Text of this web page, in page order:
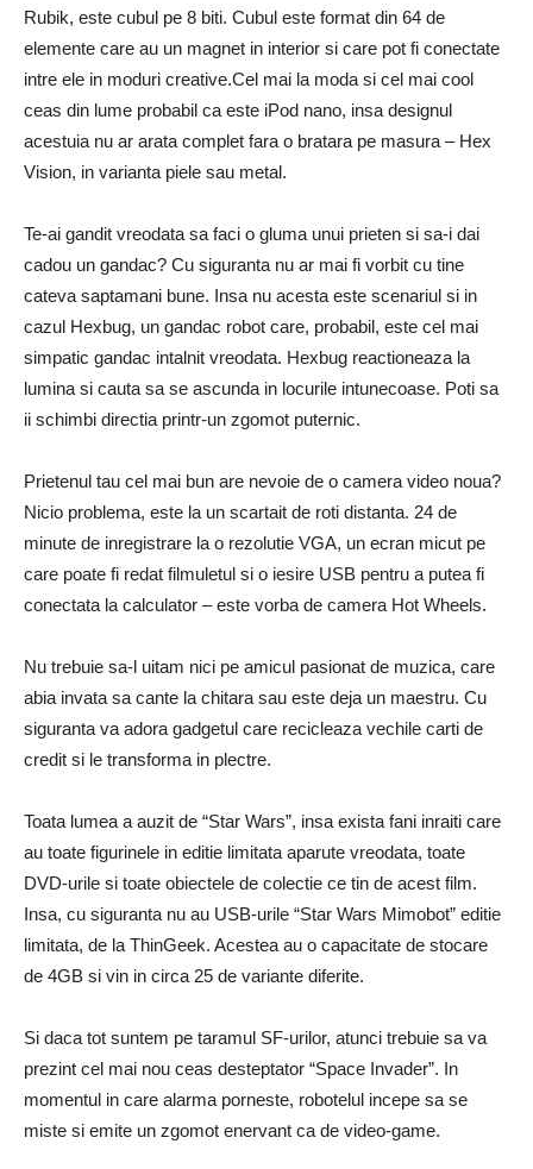
Rubik, este cubul pe 8 biti. Cubul este format din 64 de
elemente care au un magnet in interior si care pot fi conectate
intre ele in moduri creative.Cel mai la moda si cel mai cool
ceas din lume probabil ca este iPod nano, insa designul
acestuia nu ar arata complet fara o bratara pe masura – Hex
Vision, in varianta piele sau metal.
Te-ai gandit vreodata sa faci o gluma unui prieten si sa-i dai
cadou un gandac? Cu siguranta nu ar mai fi vorbit cu tine
cateva saptamani bune. Insa nu acesta este scenariul si in
cazul Hexbug, un gandac robot care, probabil, este cel mai
simpatic gandac intalnit vreodata. Hexbug reactioneaza la
lumina si cauta sa se ascunda in locurile intunecoase. Poti sa
ii schimbi directia printr-un zgomot puternic.
Prietenul tau cel mai bun are nevoie de o camera video noua?
Nicio problema, este la un scartait de roti distanta. 24 de
minute de inregistrare la o rezolutie VGA, un ecran micut pe
care poate fi redat filmuletul si o iesire USB pentru a putea fi
conectata la calculator – este vorba de camera Hot Wheels.
Nu trebuie sa-l uitam nici pe amicul pasionat de muzica, care
abia invata sa cante la chitara sau este deja un maestru. Cu
siguranta va adora gadgetul care recicleaza vechile carti de
credit si le transforma in plectre.
Toata lumea a auzit de “Star Wars”, insa exista fani inraiti care
au toate figurinele in editie limitata aparute vreodata, toate
DVD-urile si toate obiectele de colectie ce tin de acest film.
Insa, cu siguranta nu au USB-urile “Star Wars Mimobot” editie
limitata, de la ThinGeek. Acestea au o capacitate de stocare
de 4GB si vin in circa 25 de variante diferite.
Si daca tot suntem pe taramul SF-urilor, atunci trebuie sa va
prezint cel mai nou ceas desteptator “Space Invader”. In
momentul in care alarma porneste, robotelul incepe sa se
miste si emite un zgomot enervant ca de video-game.